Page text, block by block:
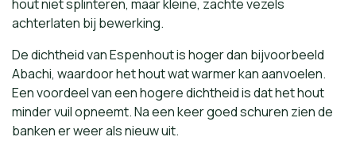
hout niet splinteren, maar kleine, zachte vezels
achterlaten bij bewerking.
De dichtheid van Espenhout is hoger dan bijvoorbeeld
Abachi, waardoor het hout wat warmer kan aanvoelen.
Een voordeel van een hogere dichtheid is dat het hout
minder vuil opneemt. Na een keer goed schuren zien de
banken er weer als nieuw uit.